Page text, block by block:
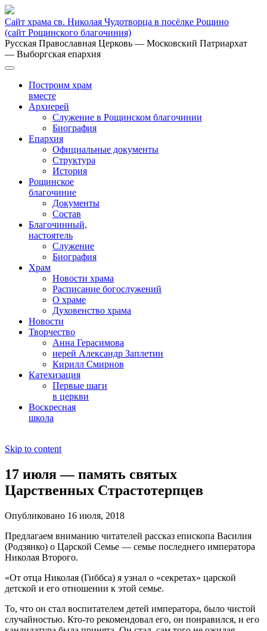
Сайт храма св. Николая Чудотворца в посёлке Рощино
(сайт Рощинского благочиния)
Русская Православная Церковь — Московский Патриархат
— Выборгская епархия
Построим храм
вместе
Архиерей
Служение в Рощинском благочинии
Биография
Епархия
Официальные документы
Структура
История
Рощинское
благочиние
Документы
Состав
Благочинный,
настоятель
Служение
Биография
Храм
Новости храма
Расписание богослужений
О храме
Духовенство храма
Новости
Творчество
Анна Герасимова
иерей Александр Заплетин
Кирилл Смирнов
Катехизация
Первые шаги
в церкви
Воскресная
школа
Skip to content
17 июля — память святых
Царственных Страстотерпцев
Опубликовано 16 июля, 2018
Предлагаем вниманию читателей рассказ епископа Василия
(Родзянко) о Царской Семье — семье последнего императора
Николая Второго.
«От отца Николая (Гиббса) я узнал о «секретах» царской
детской и его отношении к этой семье.
То, что он стал воспитателем детей императора, было чистой
случайностью. Кто-то рекомендовал его, он понравился, и его